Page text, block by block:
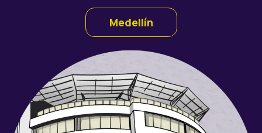
Medellín